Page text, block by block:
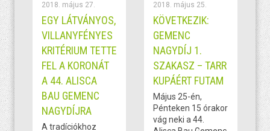
2018. május 27.
EGY LÁTVÁNYOS,
VILLANYFÉNYES
KRITÉRIUM TETTE
FEL A KORONÁT
A 44. ALISCA
BAU GEMENC
NAGYDÍJRA
A tradíciókhoz
2018. május 25.
KÖVETKEZIK:
GEMENC
NAGYDÍJ 1.
SZAKASZ – TARR
KUPÁÉRT FUTAM
Május 25-én,
Pénteken 15 órakor
vág neki a 44.